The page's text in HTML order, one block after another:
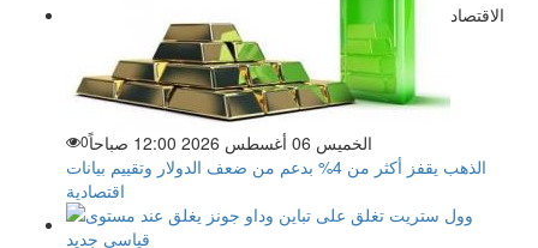
الاقتصاد
الخميس 06 أغسطس 2026 12:00 صباحاً 0
الذهب يقفز أكثر من 4% بدعم من ضعف الدولار وتقييم بيانات
اقتصادية